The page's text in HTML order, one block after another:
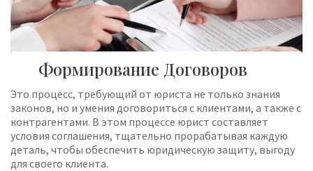
Формирование Договоров
Это процесс, требующий от юриста не только знания
законов, но и умения договориться с клиентами, а также с
контрагентами. В этом процессе юрист составляет
условия соглашения, тщательно прорабатывая каждую
деталь, чтобы обеспечить юридическую защиту, выгоду
для своего клиента.